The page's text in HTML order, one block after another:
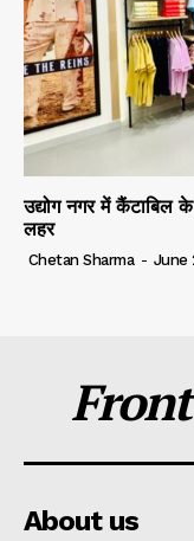
उद्योग नगर में कैंटाबिल
लहर
Chetan Sharma - June
About us